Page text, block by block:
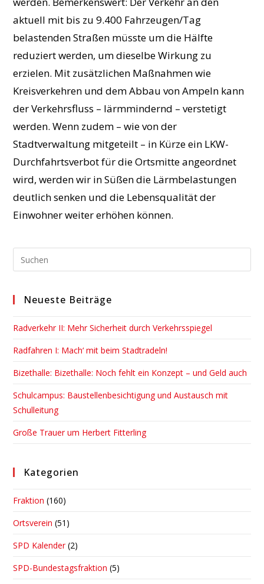
aktuell mit bis zu 9.400 Fahrzeugen/Tag
belastenden Straßen müsste um die Hälfte
reduziert werden, um dieselbe Wirkung zu
erzielen. Mit zusätzlichen Maßnahmen wie
Kreisverkehren und dem Abbau von Ampeln kann
der Verkehrsfluss – lärmmindernd – verstetigt
werden. Wenn zudem – wie von der
Stadtverwaltung mitgeteilt – in Kürze ein LKW-
Durchfahrtsverbot für die Ortsmitte angeordnet
wird, werden wir in Süßen die Lärmbelastungen
deutlich senken und die Lebensqualität der
Einwohner weiter erhöhen können.
Neueste Beiträge
Radverkehr II: Mehr Sicherheit durch Verkehrsspiegel
Radfahren I: Mach‘ mit beim Stadtradeln!
Bizethalle: Bizethalle: Noch fehlt ein Konzept – und Geld auch
Schulcampus: Baustellenbesichtigung und Austausch mit
Schulleitung
Große Trauer um Herbert Fitterling
Kategorien
Fraktion (160)
Ortsverein (51)
SPD Kalender (2)
SPD-Bundestagsfraktion (5)